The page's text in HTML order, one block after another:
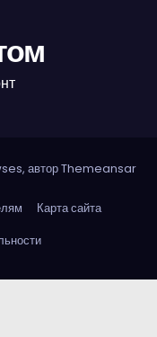
авторThemeansar
Карта сайта